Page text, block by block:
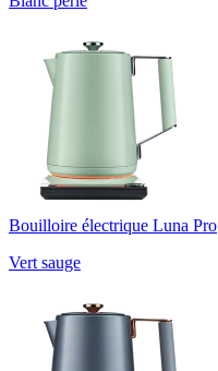
Bouilloire électrique Luna Pro
Vert sauge